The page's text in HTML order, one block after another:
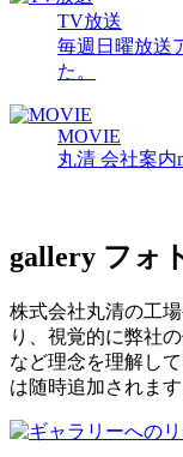
TV放送
毎週日曜放送
た。
MOVIE
丸清 会社案内
gallery フォ
株式会社丸清の工
り、視覚的に弊社
など理念を理解し
は随時追加されます